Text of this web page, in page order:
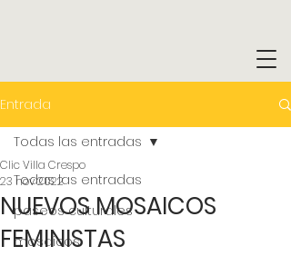
Entrada
Todas las entradas
paseos culturales
mosaicos
Todas las entradas
NUEVOS MOSAICOS
FEMINISTAS
Clic Villa Crespo
23 nov 2022